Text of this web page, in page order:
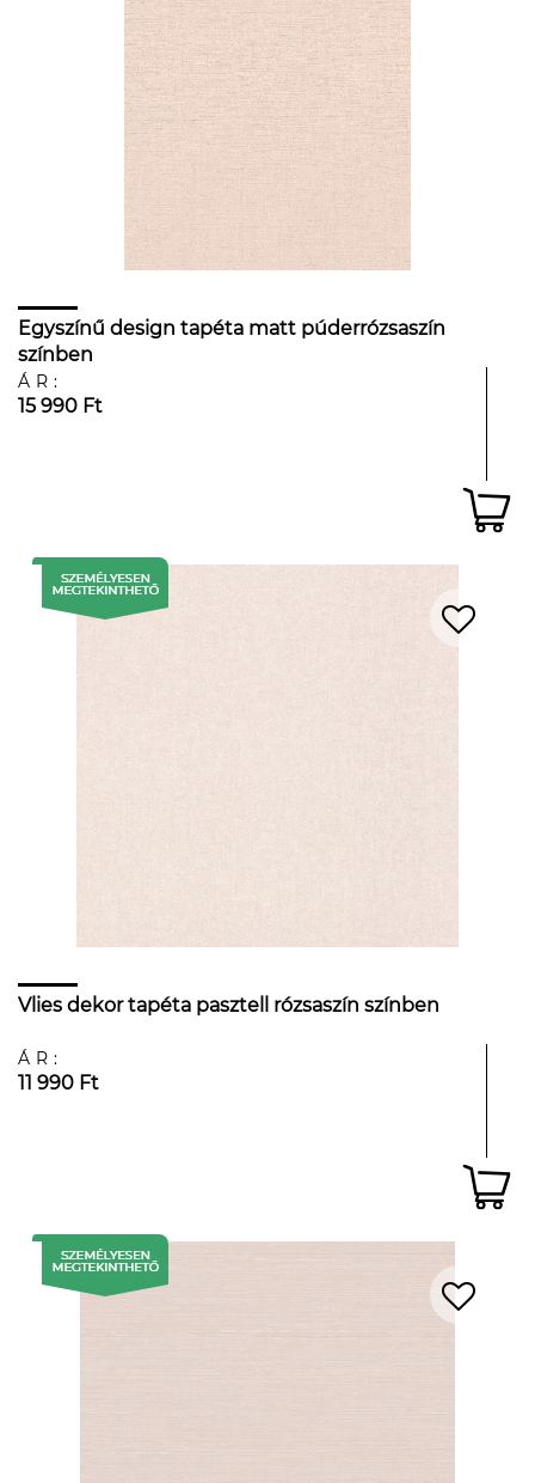
Egyszínű design tapéta matt púderrózsaszín
színben
ÁR:
15 990 Ft
Vlies dekor tapéta pasztell rózsaszín színben
ÁR:
11 990 Ft